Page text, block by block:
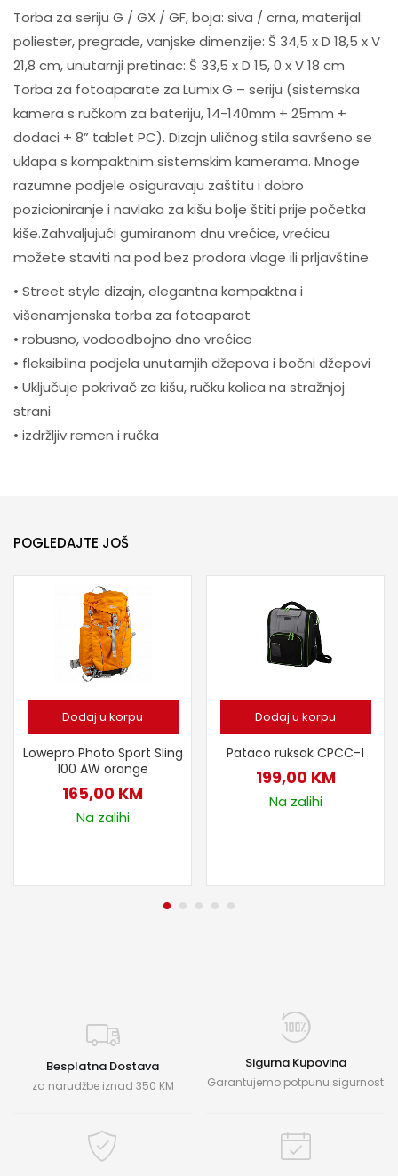
Torba za seriju G / GX / GF, boja: siva / crna, materijal:
poliester, pregrade, vanjske dimenzije: Š 34,5 x D 18,5 x V
21,8 cm, unutarnji pretinac: Š 33,5 x D 15, 0 x V 18 cm
Torba za fotoaparate za Lumix G – seriju (sistemska
kamera s ručkom za bateriju, 14-140mm + 25mm +
dodaci + 8” tablet PC). Dizajn uličnog stila savršeno se
uklapa s kompaktnim sistemskim kamerama. Mnoge
razumne podjele osiguravaju zaštitu i dobro
pozicioniranje i navlaka za kišu bolje štiti prije početka
kiše.Zahvaljujući gumiranom dnu vrećice, vrećicu
možete staviti na pod bez prodora vlage ili prljavštine.
• Street style dizajn, elegantna kompaktna i
višenamjenska torba za fotoaparat
• robusno, vodoodbojno dno vrećice
• fleksibilna podjela unutarnjih džepova i bočni džepovi
• Uključuje pokrivač za kišu, ručku kolica na stražnjoj
strani
• izdržljiv remen i ručka
POGLEDAJTE JOŠ
Dodaj u korpu
Lowepro Photo Sport Sling
100 AW orange
165,00 KM
Na zalihi
Dodaj u korpu
Pataco ruksak CPCC-1
199,00 KM
Na zalihi
Besplatna Dostava
za narudžbe iznad 350 KM
Sigurna Kupovina
Garantujemo potpunu sigurnost